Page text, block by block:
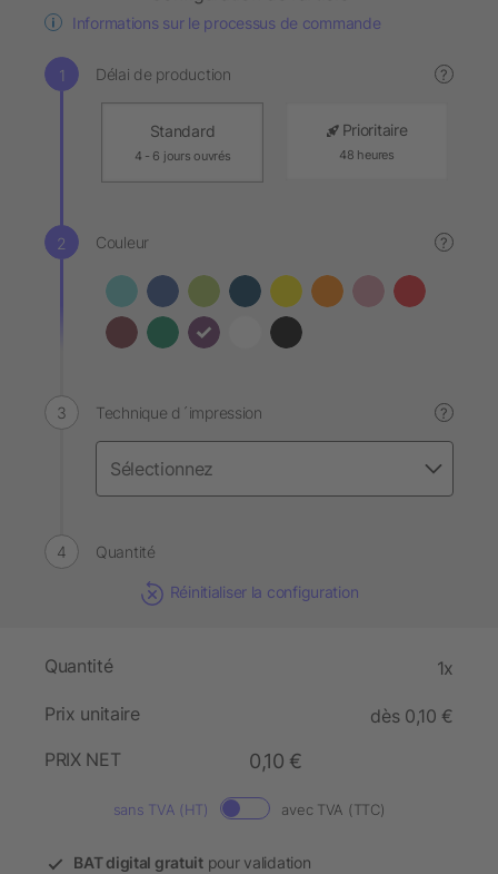
Informations sur le processus de commande
Délai de production ?
Standard
4 - 6 jours ouvrés
Prioritaire
48 heures
Couleur ?
Technique d´impression ?
Quantité
Réinitialiser la configuration
Quantité 1x
Prix unitaire
dès 0,10 €
PRIX NET
0,10 €
sans TVA (HT) avec TVA (TTC)
BAT digital gratuitpour validation